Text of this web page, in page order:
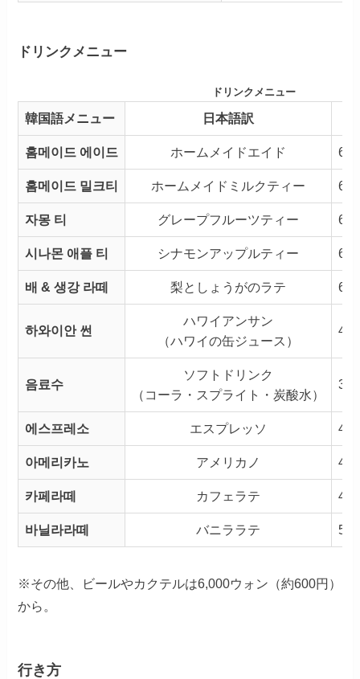
ドリンクメニュー
ドリンクメニュー
韓国語メニュー 日本語訳
홈메이드 에이드 ホームメイドエイド
홈메이드 밀크티 ホームメイドミルクティー
자몽 티 グレープフルーツティー
시나몬 애플 티 シナモンアップルティー
배 & 생강 라떼 梨としょうがのラテ
하와이안 썬
ハワイアンサン
（ハワイの缶ジュース）
음료수
ソフトドリンク
（コーラ・スプライト・炭酸水）
에스프레소 エスプレッソ
아메리카노 アメリカノ
카페라떼 カフェラテ
바닐라라떼 バニララテ
※その他、ビールやカクテルは6,000ウォン（約600円）
から。
行き方